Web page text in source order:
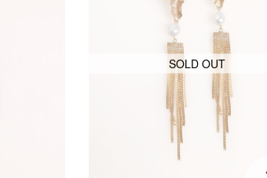
SOLD OUT